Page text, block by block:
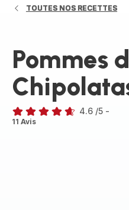
TOUTES NOS RECETTES
Pommes
ratings.4.6
4.6 /5 -
11 Avis